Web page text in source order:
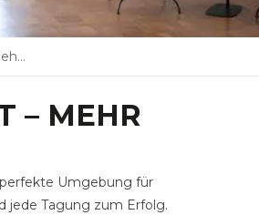
– MEHR
Umgebung für
jede Tagung zum Erfolg.